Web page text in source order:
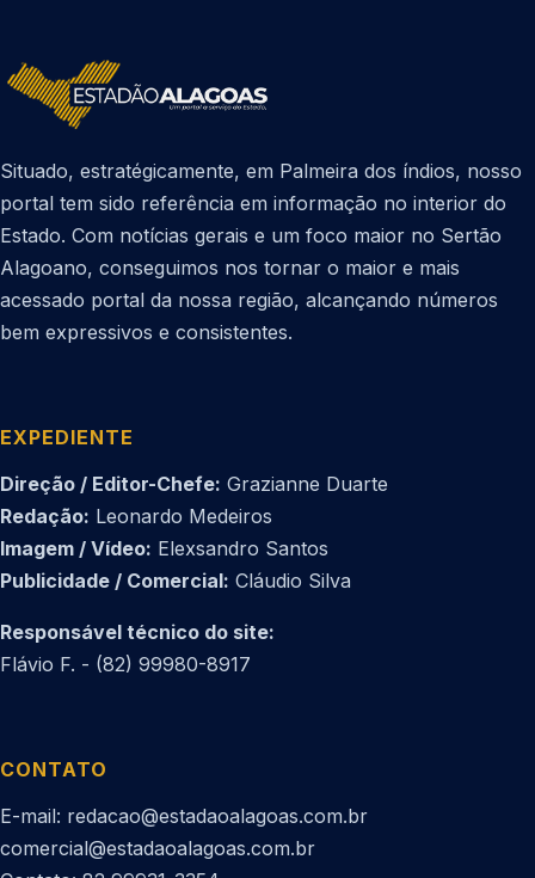
Situado, estratégicamente, em Palmeira dos índios, nosso
portal tem sido referência em informação no interior do
Estado. Com notícias gerais e um foco maior no Sertão
Alagoano, conseguimos nos tornar o maior e mais
acessado portal da nossa região, alcançando números
bem expressivos e consistentes.
EXPEDIENTE
Direção / Editor-Chefe: Grazianne Duarte
Redação: Leonardo Medeiros
Imagem / Vídeo: Elexsandro Santos
Publicidade / Comercial: Cláudio Silva
Responsável técnico do site:
Flávio F. - (82) 99980-8917
CONTATO
E-mail: redacao@estadaoalagoas.com.br
comercial@estadaoalagoas.com.br